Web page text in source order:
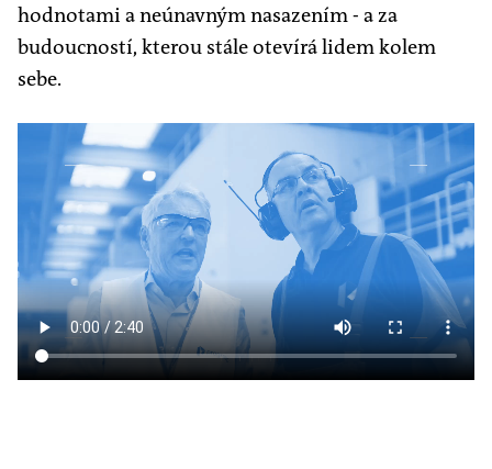
hodnotami a neúnavným nasazením - a za
budoucností, kterou stále otevírá lidem kolem
sebe.